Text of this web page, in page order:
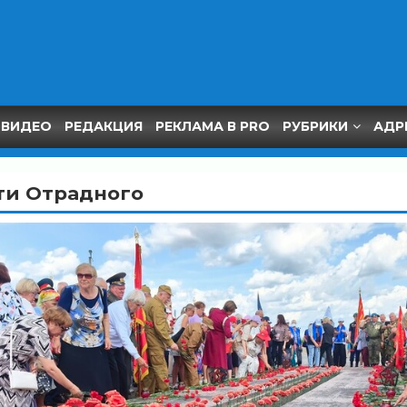
ВИДЕО РЕДАКЦИЯ РЕКЛАМА В PRO РУБРИКИ
Отрадного